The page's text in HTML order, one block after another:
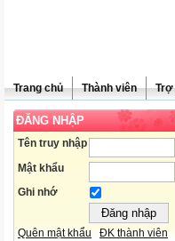
Trang chủ Thành viên Trợ
ĐĂNG NHẬP
Tên truy nhập
Mật khẩu
Ghi nhớ
Quên mật khẩu ĐK thành viên